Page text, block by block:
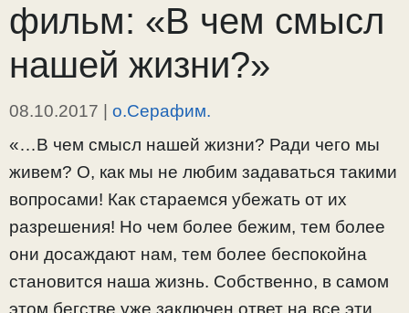
фильм: «В чем смысл
нашей жизни?»
08.10.2017 | о.Серафим.
«…В чем смысл нашей жизни? Ради чего мы
живем? О, как мы не любим задаваться такими
вопросами! Как стараемся убежать от их
разрешения! Но чем более бежим, тем более
они досаждают нам, тем более беспокойна
становится наша жизнь. Собственно, в самом
этом бегстве уже заключен ответ на все эти